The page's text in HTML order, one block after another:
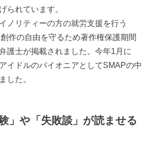
られています。
ノリティーの方の就労支援を行う
作の自由を守るため著作権保護期間
護士が掲載されました。今年1月に
イドルのパイオニアとしてSMAPの中
した。
」や「失敗談」が読ませる